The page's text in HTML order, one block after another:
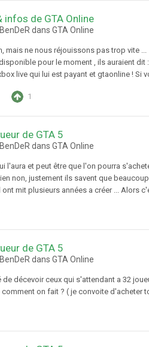
infos de GTA Online
dans GTA Online
mais ne nous réjouissons pas trop vite
pour le moment , ils auraient
live qui lui est payant et gtaonline ! Si
1
de GTA 5
dans GTA Online
l'aura et peut être que l'on pourra
non, justement ils savent que
mit plusieurs années a créer ... Alors
de GTA 5
dans GTA Online
de décevoir ceux qui s'attendant a 32
on fait ? ( je convoite d'acheter